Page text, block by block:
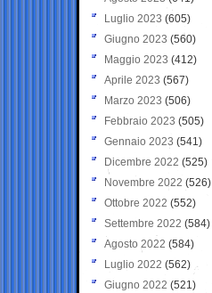
Luglio 2023 (605)
Giugno 2023 (560)
Maggio 2023 (412)
Aprile 2023 (567)
Marzo 2023 (506)
Febbraio 2023 (505)
Gennaio 2023 (541)
Dicembre 2022 (525)
Novembre 2022 (526)
Ottobre 2022 (552)
Settembre 2022 (584)
Agosto 2022 (584)
Luglio 2022 (562)
Giugno 2022 (521)